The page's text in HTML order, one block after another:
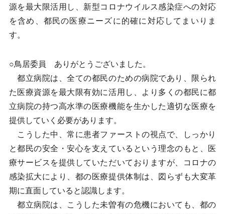
源を最大限活用し、新型コロナウイルス感染症への対応
を含め、都民の医療ニーズに的確に対応してまいりま
す。
○鳥居委員 ありがとうございました。
都立病院は、全ての都民のための病院であり、限られ
た医療資源を最大限有効に活用し、より多くの都民に都
立病院の持つ高水準の医療機能を生かした適切な医療を
提供していく必要があります。
こうした中、常に患者ファーストの視点で、しっかり
と都民の安全・安心を支えているという理念のもと、医
療サービスを提供していただいておりますが、コロナの
感染拡大により、都の医療提供体制は、図らずも大変革
期に直面していると認識します。
都立病院は、こうした未曽有の危機においても、都の